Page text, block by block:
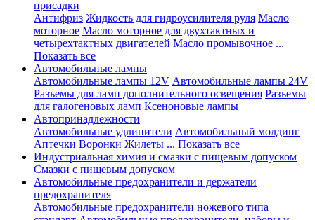
присадки
Антифриз Жидкость для гидроусилителя руля Масло
моторное Масло моторное для двухтактных и
четырехтактных двигателей Масло промывочное ...
Показать все
Автомобильные лампы
Автомобильные лампы 12V Автомобильные лампы 24V
Разъемы для ламп дополнительного освещения Разъемы
для галогеновых ламп Ксеноновые лампы
Автопринадлежности
Автомобильные удлинители Автомобильный молдинг
Аптечки Воронки Жилеты ... Показать все
Индустриальная химия и смазки с пищевым допуском
Смазки с пищевым допуском
Автомобильные предохранители и держатели
предохранителя
Автомобильные предохранители ножевого типа